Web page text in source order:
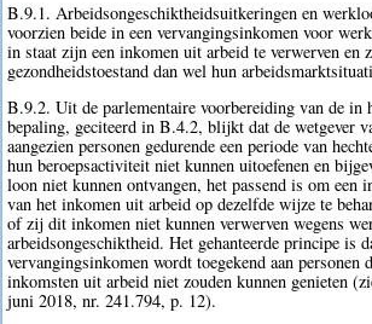
B.9.1. Arbeidsongeschiktheidsuitkeringen en
voorzien beide in een vervangingsinkomen voor
in staat zijn een inkomen uit arbeid te verwerven en
gezondheidstoestand dan wel hun
B.9.2. Uit de parlementaire voorbereiding van de in
bepaling, geciteerd in B.4.2, blijkt dat de wetgever
aangezien personen gedurende een periode van
hun beroepsactiviteit niet kunnen uitoefenen en
loon niet kunnen ontvangen, het passend is om een
van het inkomen uit arbeid op dezelfde wijze te
of zij dit inkomen niet kunnen verwerven wegens
arbeidsongeschiktheid. Het gehanteerde principe is
vervangingsinkomen wordt toegekend aan personen
inkomsten uit arbeid niet zouden kunnen genieten
juni 2018, nr. 241.794, p. 12).